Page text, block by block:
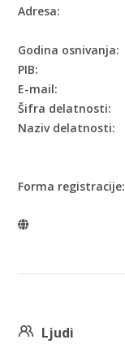
Adresa:
Godina osnivanja:
PIB:
E-mail:
Šifra delatnosti:
Naziv delatnosti:
Forma registracije:
Ljudi